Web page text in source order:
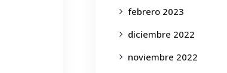
febrero 2023
diciembre 2022
noviembre 2022